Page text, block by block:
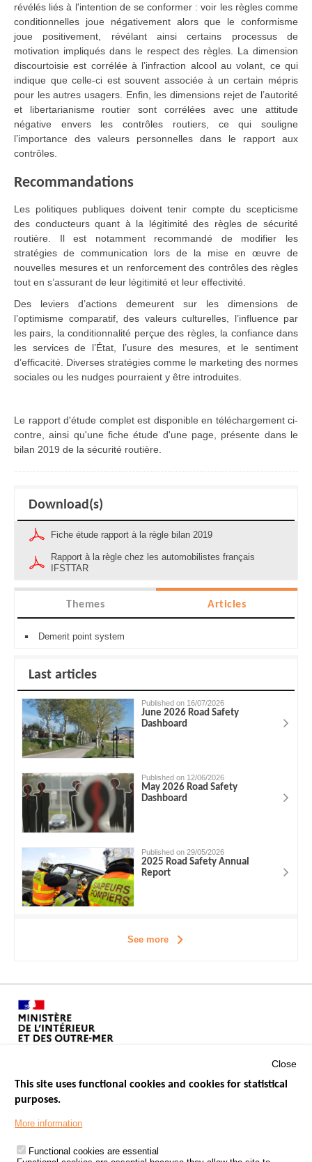
révélés liés à l'intention de se conformer : voir les règles comme
conditionnelles joue négativement alors que le conformisme
joue positivement, révélant ainsi certains processus de
motivation impliqués dans le respect des règles. La dimension
discourtoisie est corrélée à l’infraction alcool au volant, ce qui
indique que celle-ci est souvent associée à un certain mépris
pour les autres usagers. Enfin, les dimensions rejet de l’autorité
et libertarianisme routier sont corrélées avec une attitude
négative envers les contrôles routiers, ce qui souligne
l’importance des valeurs personnelles dans le rapport aux
contrôles.
Recommandations
Les politiques publiques doivent tenir compte du scepticisme
des conducteurs quant à la légitimité des règles de sécurité
routière. Il est notamment recommandé de modifier les
stratégies de communication lors de la mise en œuvre de
nouvelles mesures et un renforcement des contrôles des règles
tout en s’assurant de leur légitimité et leur effectivité.
Des leviers d’actions demeurent sur les dimensions de
l’optimisme comparatif, des valeurs culturelles, l’influence par
les pairs, la conditionnalité perçue des règles, la confiance dans
les services de l’État, l’usure des mesures, et le sentiment
d’efficacité. Diverses stratégies comme le marketing des normes
sociales ou les nudges pourraient y être introduites.
Le rapport d'étude complet est disponible en téléchargement ci-
contre, ainsi qu'une fiche étude d'une page, présente dans le
bilan 2019 de la sécurité routière.
Download(s)
Fiche étude rapport à la règle bilan 2019
Rapport à la règle chez les automobilistes français
IFSTTAR
Themes Articles
Demerit point system
Last articles
Published on 16/07/2026
June 2026 Road Safety
Dashboard
Published on 12/06/2026
May 2026 Road Safety
Dashboard
Published on 29/05/2026
2025 Road Safety Annual
Report
See more
Footer
PROCESSING OF PERSONAL DATA FROM ROAD ACCIDENTS
Close
This site uses functional cookies and cookies for statistical
purposes.
More information
Functional cookies are essential